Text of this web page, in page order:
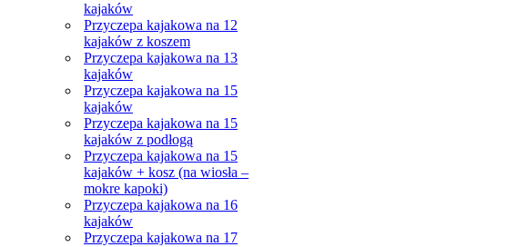
kajaków
Przyczepa kajakowa na 12
kajaków z koszem
Przyczepa kajakowa na 13
kajaków
Przyczepa kajakowa na 15
kajaków
Przyczepa kajakowa na 15
kajaków z podłogą
Przyczepa kajakowa na 15
kajaków + kosz (na wiosła –
mokre kapoki)
Przyczepa kajakowa na 16
kajaków
Przyczepa kajakowa na 17